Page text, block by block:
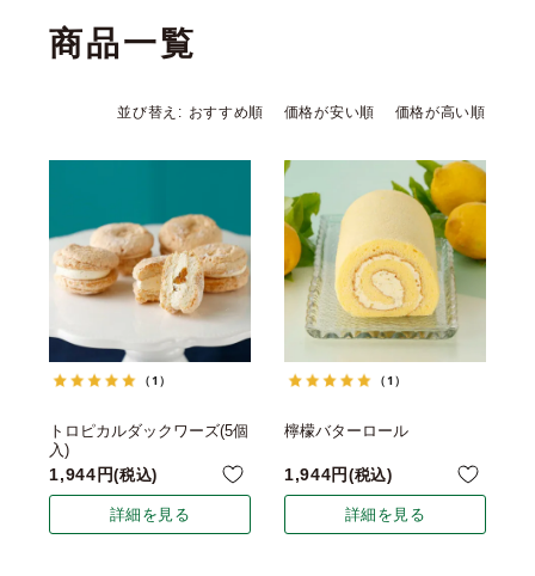
商品一覧
並び替え おすすめ順 価格が安い順 価格が高い順
（1）
トロピカルダックワーズ(5個
入)
1,944 税込
詳細を見る
（1）
檸檬バターロール
1,944 税込
詳細を見る